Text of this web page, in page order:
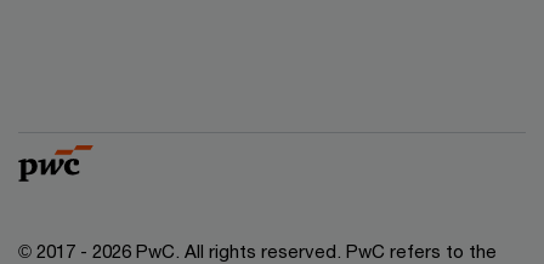
© 2017 - 2026 PwC. All rights reserved. PwC refers to the